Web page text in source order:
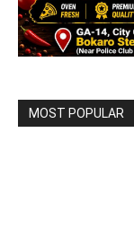
MOST POPULAR